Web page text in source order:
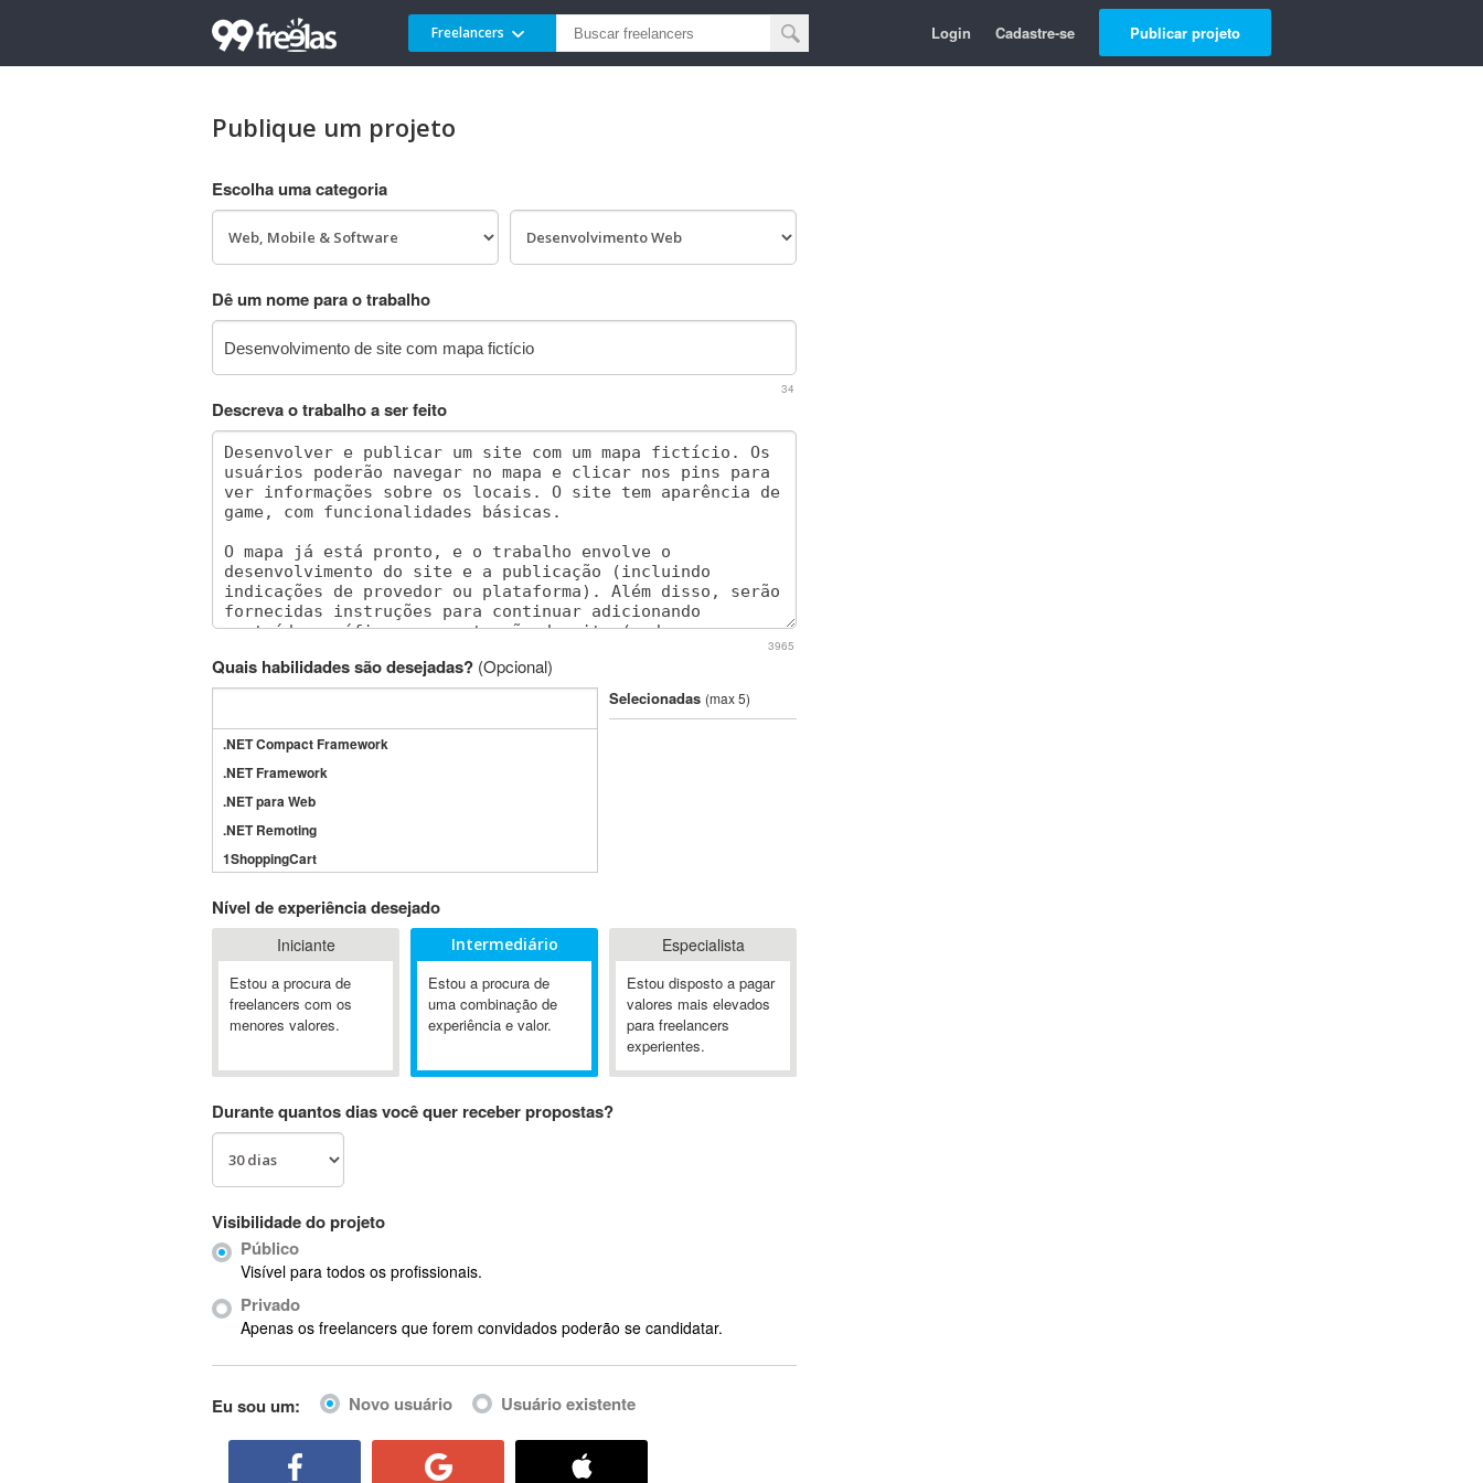
Freelancers Login Cadastre-se Publicar projeto
Publique um projeto
Escolha uma categoria
Dê um nome para o trabalho
34
Descreva o trabalho a ser feito
3965
Quais habilidades são desejadas? (Opcional)
.NET Compact Framework
.NET Framework
.NET para Web
.NET Remoting
1ShoppingCart
3GSM
4D Dimension
802.11
A&P
A-GPS
Ab Initio
ABIS
AbleCommerce
Ableton Live
Abstract Window Toolkit (AWT)
Selecionadas (max 5)
Nível de experiência desejado
Iniciante
Estou a procura de
freelancers com os
menores valores.
Intermediário
Estou a procura de
uma combinação de
experiência e valor.
Especialista
Estou disposto a pagar
valores mais elevados
para freelancers
experientes.
Durante quantos dias você quer receber propostas?
Visibilidade do projeto
Público
Visível para todos os profissionais.
Privado
Apenas os freelancers que forem convidados poderão se candidatar.
Eu sou um: Novo usuário Usuário existente